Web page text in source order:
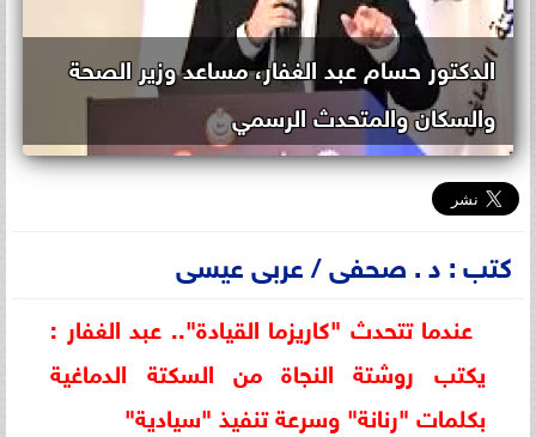
الدكتور حسام عبد الغفار، مساعد وزير الصحة
والسكان والمتحدث الرسمي
كتب : د . صحفى / عربى عيسى
عندما تتحدث "كاريزما القيادة".. عبد الغفار :
يكتب روشتة النجاة من السكتة الدماغية
بكلمات "رنانة" وسرعة تنفيذ "سيادية"